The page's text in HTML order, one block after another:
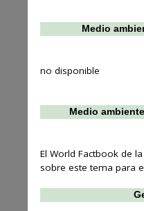
Medio
no disponible
Medio
El World Factbook de
sobre este tema para